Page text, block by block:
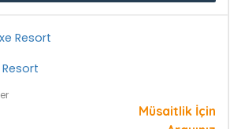
Müsaitlik İçin